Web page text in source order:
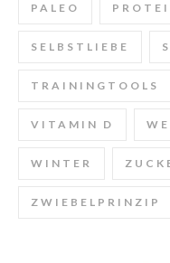
PALEO
SELBSTLIEBE
TRAININGTOOLS
VITAMIN D
WINTER
ZWIEBELPRINZIP